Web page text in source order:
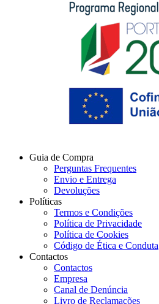
Guia de Compra
Perguntas Frequentes
Envio e Entrega
Devoluções
Políticas
Termos e Condições
Política de Privacidade
Política de Cookies
Código de Ética e Conduta
Contactos
Contactos
Empresa
Canal de Denúncia
Livro de Reclamações